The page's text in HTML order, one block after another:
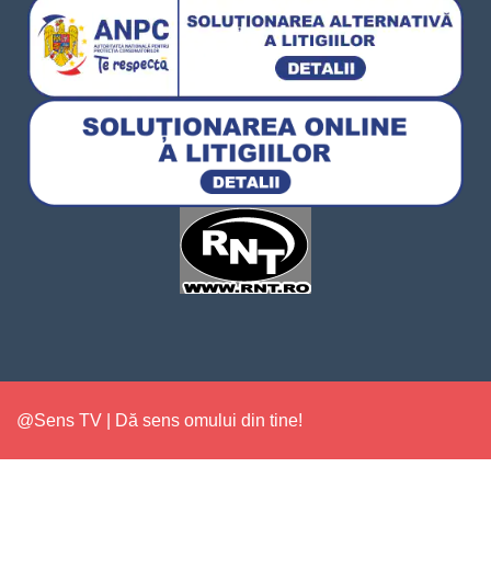
@Sens TV | Dă sens omului din tine!